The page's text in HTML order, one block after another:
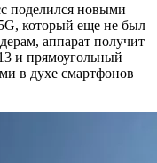
поделился новыми
который еще не был
аппарат получит
и прямоугольный
в духе смартфонов